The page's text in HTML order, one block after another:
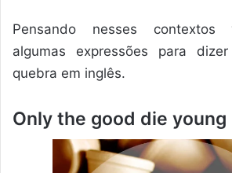
Pensando nesses contextos
algumas expressões para
quebra em inglês.
Only the good die young